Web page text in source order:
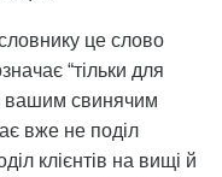
це слово
“тільки для
вашим свинячим
вже не поділ
клієнтів на вищі й